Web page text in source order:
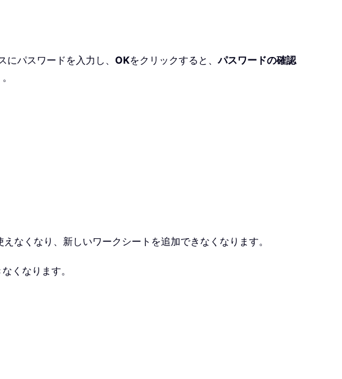
パスワードを入力し、 OKをクリックすると、パスワードの確認
なくなり、新しいワークシートを追加できなくなります。
くなります。